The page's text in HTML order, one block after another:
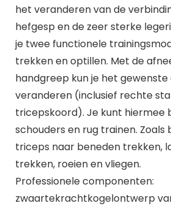
het veranderen van de
hefgesp en de zeer sterke
je twee functionele
trekken en optillen. Met de
handgreep kun je het
veranderen (inclusief rechte
tricepskoord). Je kunt hiermee
schouders en rug trainen. Zoals
triceps naar beneden trekken,
trekken, roeien en vliegen.
Professionele componenten:
zwaartekrachtkogelontwerp